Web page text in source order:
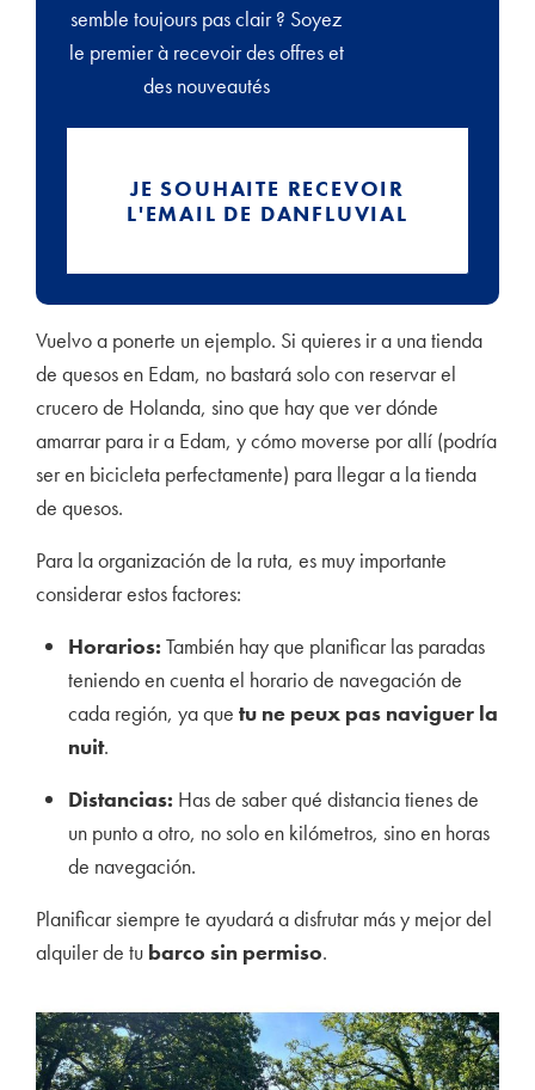
semble toujours pas clair ? Soyez
le premier à recevoir des offres et
des nouveautés
JE SOUHAITE RECEVOIR
L'EMAIL DE DANFLUVIAL
Vuelvo a ponerte un ejemplo. Si quieres ir a una tienda
de quesos en Edam, no bastará solo con reservar el
crucero de Holanda, sino que hay que ver dónde
amarrar para ir a Edam, y cómo moverse por allí (podría
ser en bicicleta perfectamente) para llegar a la tienda
de quesos.
Para la organización de la ruta, es muy importante
considerar estos factores:
Horarios: También hay que planificar las paradas
teniendo en cuenta el horario de navegación de
cada región, ya que tu ne peux pas naviguer la
nuit.
Distancias: Has de saber qué distancia tienes de
un punto a otro, no solo en kilómetros, sino en horas
de navegación.
Planificar siempre te ayudará a disfrutar más y mejor del
alquiler de tu barco sin permiso.